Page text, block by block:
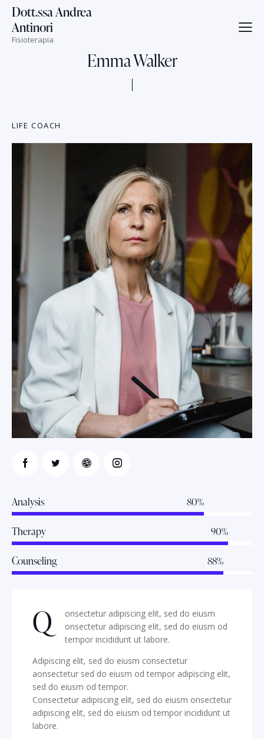
Dott.ssa Andrea
Antinori
Fisioterapia
Emma Walker
LIFE COACH
Analysis 80%
Therapy 90%
Counseling 88%
Q
onsectetur adipiscing elit, sed do eiusm
onsectetur adipiscing elit, sed do eiusm od
tempor incididunt ut labore.
Adipiscing elit, sed do eiusm consectetur
aonsectetur sed do eiusm od tempor adipiscing elit,
sed do eiusm od tempor.
Consectetur adipiscing elit, sed do eiusm onsectetur
adipiscing elit, sed do eiusm od tempor incididunt ut
labore.